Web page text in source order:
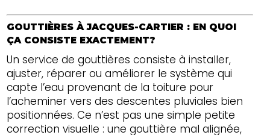
GOUTTIÈRES À JACQUES-CARTIER : EN QUOI
ÇA CONSISTE EXACTEMENT?
Un service de gouttières consiste à installer,
ajuster, réparer ou améliorer le système qui
capte l’eau provenant de la toiture pour
l’acheminer vers des descentes pluviales bien
positionnées. Ce n’est pas une simple petite
correction visuelle : une gouttière mal alignée,